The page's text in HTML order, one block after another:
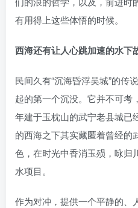
有用得上这些体悟的时候。
西海还有让人心跳加速的水下
民间久有“沉海昏浮吴城”的传
起的第一个沉没。它并不可考
年建于玉枕山的武宁老县城已
的西海之下其实藏匿着曾经的
色，在时光中香消玉殒，咏归
水项目。
作为对冲，提供一个平静的、